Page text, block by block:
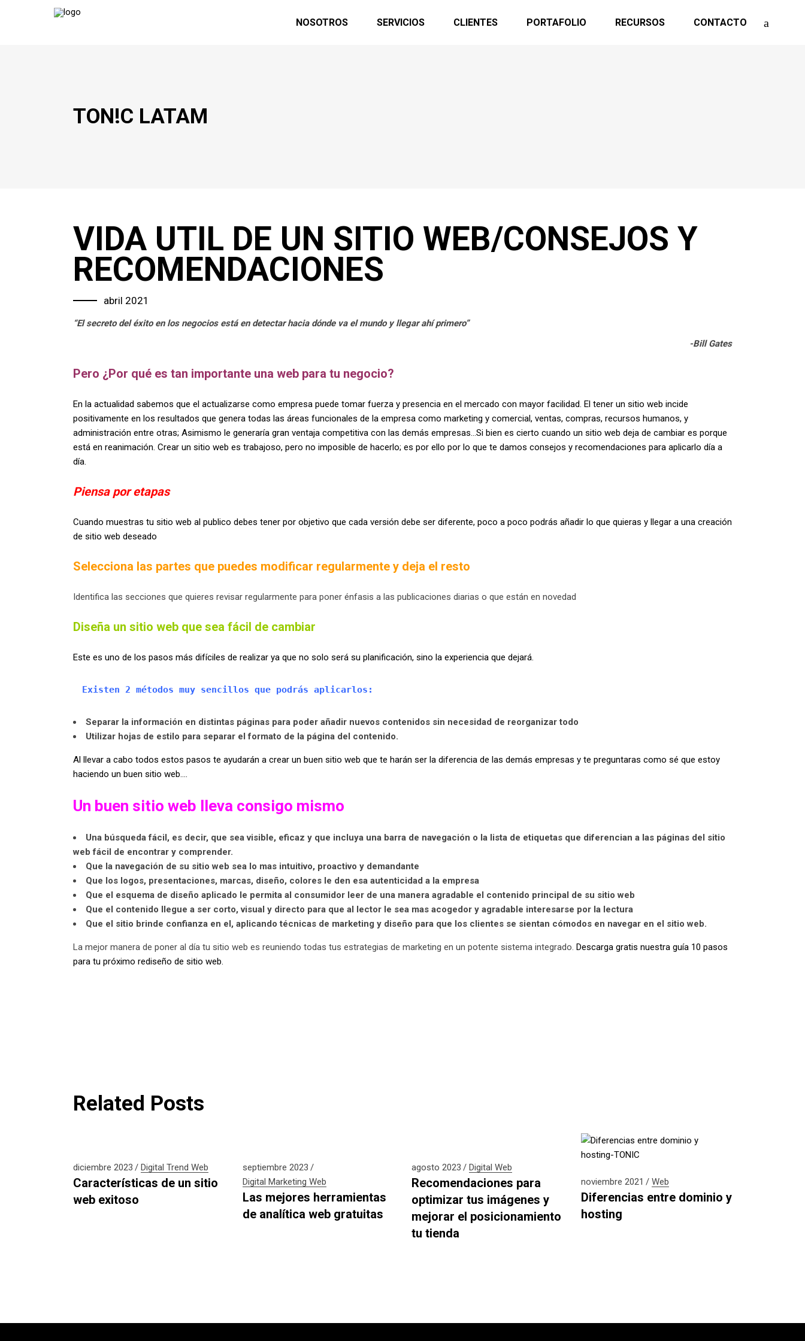
NOSOTROS SERVICIOS CLIENTES PORTAFOLIO RECURSOS CONTACTO
TON!C LATAM
VIDA UTIL DE UN SITIO WEB/CONSEJOS Y
RECOMENDACIONES
abril 2021
“El secreto del éxito en los negocios está en detectar hacia dónde va el mundo y llegar ahí primero”
-Bill Gates
Pero ¿Por qué es tan importante una web para tu negocio?
En la actualidad sabemos que el actualizarse como empresa puede tomar fuerza y presencia en el mercado con mayor facilidad. El tener un sitio web incide
positivamente en los resultados que genera todas las áreas funcionales de la empresa como marketing y comercial, ventas, compras, recursos humanos, y
administración entre otras; Asimismo le generaría gran ventaja competitiva con las demás empresas…Si bien es cierto cuando un sitio web deja de cambiar es porque
está en reanimación. Crear un sitio web es trabajoso, pero no imposible de hacerlo; es por ello por lo que te damos consejos y recomendaciones para aplicarlo día a
día.
Piensa por etapas
Cuando muestras tu sitio web al publico debes tener por objetivo que cada versión debe ser diferente, poco a poco podrás añadir lo que quieras y llegar a una creación
de sitio web deseado
Selecciona las partes que puedes modificar regularmente y deja el resto
Identifica las secciones que quieres revisar regularmente para poner énfasis a las publicaciones diarias o que están en novedad
Diseña un sitio web que sea fácil de cambiar
Este es uno de los pasos más difíciles de realizar ya que no solo será su planificación, sino la experiencia que dejará.
Existen 2 métodos muy sencillos que podrás aplicarlos:
Separar la información en distintas páginas para poder añadir nuevos contenidos sin necesidad de reorganizar todo
Utilizar hojas de estilo para separar el formato de la página del contenido.
Al llevar a cabo todos estos pasos te ayudarán a crear un buen sitio web que te harán ser la diferencia de las demás empresas y te preguntaras como sé que estoy
haciendo un buen sitio web….
Un buen sitio web lleva consigo mismo
Una búsqueda fácil, es decir, que sea visible, eficaz y que incluya una barra de navegación o la lista de etiquetas que diferencian a las páginas del sitio
web fácil de encontrar y comprender.
Que la navegación de su sitio web sea lo mas intuitivo, proactivo y demandante
Que los logos, presentaciones, marcas, diseño, colores le den esa autenticidad a la empresa
Que el esquema de diseño aplicado le permita al consumidor leer de una manera agradable el contenido principal de su sitio web
Que el contenido llegue a ser corto, visual y directo para que al lector le sea mas acogedor y agradable interesarse por la lectura
Que el sitio brinde confianza en el, aplicando técnicas de marketing y diseño para que los clientes se sientan cómodos en navegar en el sitio web.
La mejor manera de poner al día tu sitio web es reuniendo todas tus estrategias de marketing en un potente sistema integrado. Descarga gratis nuestra guía 10 pasos
para tu próximo rediseño de sitio web.
Related Posts
diciembre 2023 Digital Trend Web
Características de un sitio
web exitoso
septiembre 2023
Digital Marketing Web
Las mejores herramientas
de analítica web gratuitas
agosto 2023 Digital Web
Recomendaciones para
optimizar tus imágenes y
mejorar el posicionamiento
tu tienda
noviembre 2021 Web
Diferencias entre dominio y
hosting